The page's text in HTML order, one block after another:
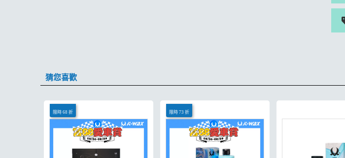
猜您喜歡
限時 68 折 限時 73 折